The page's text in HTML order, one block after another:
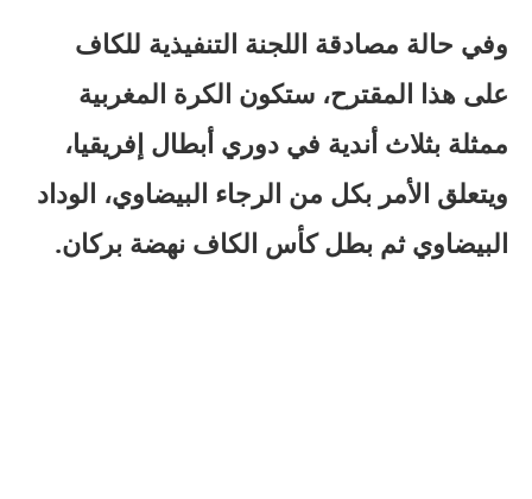
وفي حالة مصادقة اللجنة التنفيذية للكاف
على هذا المقترح، ستكون الكرة المغربية
ممثلة بثلاث أندية في دوري أبطال إفريقيا،
ويتعلق الأمر بكل من الرجاء البيضاوي، الوداد
البيضاوي ثم بطل كأس الكاف نهضة بركان.